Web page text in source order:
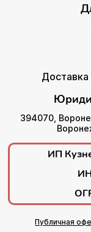
394070,
ИП
Публичная